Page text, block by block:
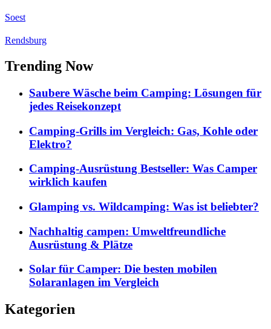
Soest
Rendsburg
Trending Now
Saubere Wäsche beim Camping: Lösungen für
jedes Reisekonzept
Camping-Grills im Vergleich: Gas, Kohle oder
Elektro?
Camping-Ausrüstung Bestseller: Was Camper
wirklich kaufen
Glamping vs. Wildcamping: Was ist beliebter?
Nachhaltig campen: Umweltfreundliche
Ausrüstung & Plätze
Solar für Camper: Die besten mobilen
Solaranlagen im Vergleich
Kategorien